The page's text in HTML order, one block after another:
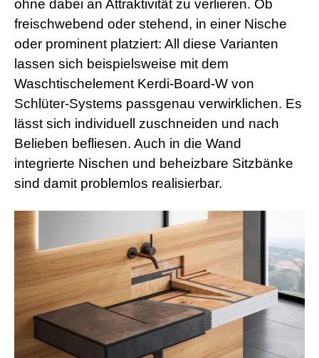
ohne dabei an Attraktivität zu verlieren. Ob
freischwebend oder stehend, in einer Nische
oder prominent platziert: All diese Varianten
lassen sich beispielsweise mit dem
Waschtischelement Kerdi-Board-W von
Schlüter-Systems passgenau verwirklichen. Es
lässt sich individuell zuschneiden und nach
Belieben befliesen. Auch in die Wand
integrierte Nischen und beheizbare Sitzbänke
sind damit problemlos realisierbar.